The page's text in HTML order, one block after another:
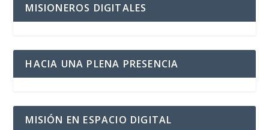
MISIONEROS DIGITALES
HACIA UNA PLENA PRESENCIA
MISIÓN EN ESPACIO DIGITAL